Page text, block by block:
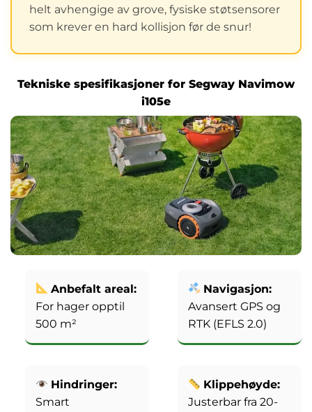
helt avhengige av grove, fysiske støtsensorer
som krever en hard kollisjon før de snur!
Tekniske spesifikasjoner for Segway Navimow
i105e
Anbefalt areal:
For hager opptil
500 m²
Navigasjon:
Avansert GPS og
RTK (EFLS 2.0)
Hindringer:
Smart
Klippehøyde:
Justerbar fra 20-